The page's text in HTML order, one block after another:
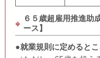
６５歳超雇用推進
ース】
●就業規則に定めるとこ